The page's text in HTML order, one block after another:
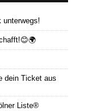
unterwegs!
dein Ticket aus
Liste®